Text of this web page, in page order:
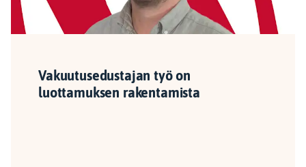
Vakuutusedustajan työ on
luottamuksen rakentamista